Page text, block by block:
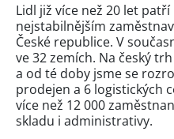
Lidl již více než 20 let
nejstabilnějším
České republice. V
ve 32 zemích. Na český
a od té doby jsme se
prodejen a 6 logistických
více než 12 000
skladu i administrativy.